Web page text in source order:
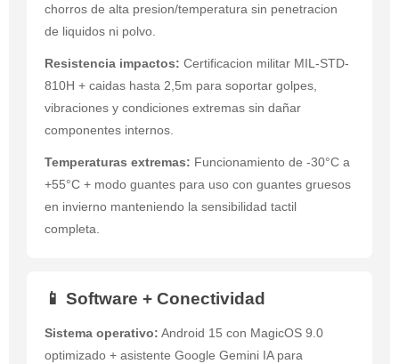
chorros de alta presion/temperatura sin penetracion
de liquidos ni polvo.
Resistencia impactos: Certificacion militar MIL-STD-
810H + caidas hasta 2,5m para soportar golpes,
vibraciones y condiciones extremas sin dañar
componentes internos.
Temperaturas extremas: Funcionamiento de -30°C a
+55°C + modo guantes para uso con guantes gruesos
en invierno manteniendo la sensibilidad tactil
completa.
📱 Software + Conectividad
Sistema operativo: Android 15 con MagicOS 9.0
optimizado + asistente Google Gemini IA para